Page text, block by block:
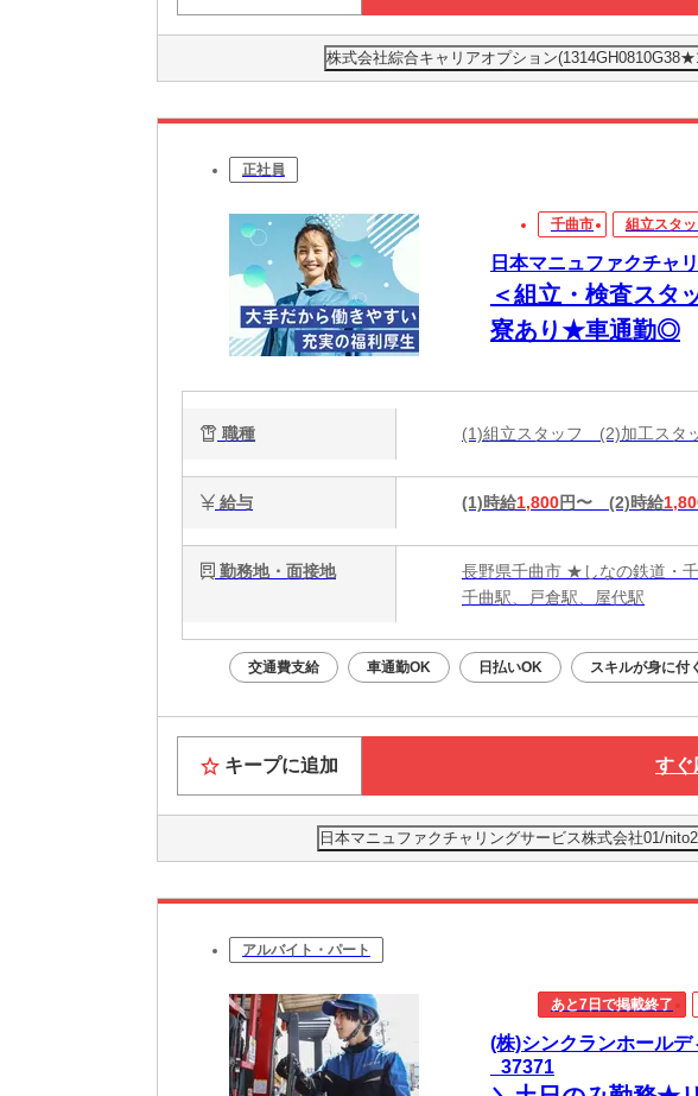
株式会社綜合キャリアオプション
正社員
千曲市 組立スタ
日本マニュファクチャ
＜組立・検査スタ
寮あり★車通勤◎
職種 (1)組立スタッフ (2)加工ス
給与 (1)時給1,800円〜 (2)時給
勤務地・面接地
長野県千曲市 ★しなの鉄道・
千曲駅、戸倉駅、屋代駅
交通費支給 車通勤OK 日払いOK スキルが身に付
キープに追加 すぐ
日本マニュファクチャリングサービス株式会社01/
アルバイト・パート
あと7日で掲載終了
(株)シンクランホール
_37371